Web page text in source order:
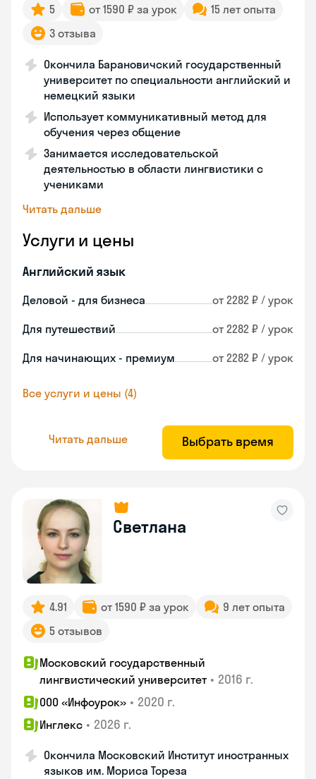
5 от 1590 ₽ за урок
15 лет опыта
3 отзыва
Окончила Барановичский государственный
университет по специальности английский и
немецкий языки
Использует коммуникативный метод для
обучения через общение
Занимается исследовательской
деятельностью в области лингвистики с
учениками
Читать дальше
Услуги и цены
Английский язык
Деловой - для бизнеса от 2282 ₽ / урок
Для путешествий от 2282 ₽ / урок
Для начинающих - премиум от 2282 ₽ / урок
Все услуги и цены (4)
Читать дальше Выбрать время
Светлана
4.91 от 1590 ₽ за урок
9 лет опыта
5 отзывов
Московский государственный
лингвистический университет • 2016 г.
ООО «Инфоурок» • 2020 г.
Инглекс • 2026 г.
Окончила Московский Институт иностранных
языков им. Мориса Тореза